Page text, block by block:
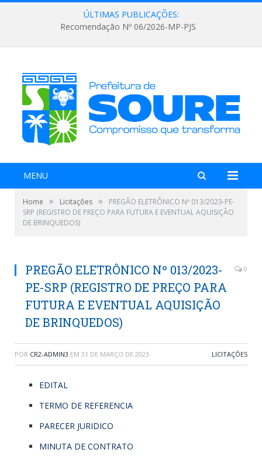
ÚLTIMAS PUBLICAÇÕES:
Recomendação Nº 06/2026-MP-PJS
MENU
Home » Licitações »
PREGÃO ELETRÔNICO Nº 013/2023-PE-
SRP (REGISTRO DE PREÇO PARA FUTURA E EVENTUAL AQUISIÇÃO
DE BRINQUEDOS)
PREGÃO ELETRÔNICO Nº 013/2023-
PE-SRP (REGISTRO DE PREÇO PARA
FUTURA E EVENTUAL AQUISIÇÃO
DE BRINQUEDOS)
0
POR CR2-ADMIN3 EM 31 DE MARÇO DE 2023 LICITAÇÕES
EDITAL
TERMO DE REFERENCIA
PARECER JURIDICO
MINUTA DE CONTRATO